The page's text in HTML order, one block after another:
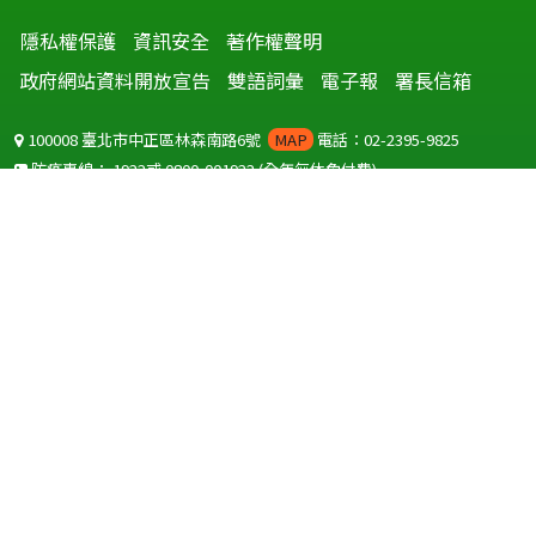
隱私權保護 資訊安全 著作權聲明
政府網站資料開放宣告
雙語詞彙 電子報 署長信箱
100008 臺北市中正區林森南路6號 MAP 電話：02-2395-9825
防疫專線：1922或0800-001922(全年無休免付費)